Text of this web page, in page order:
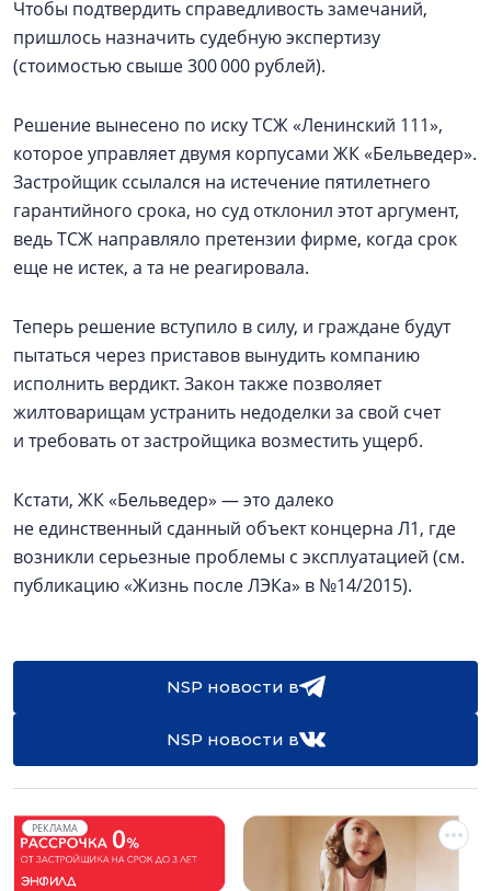
Чтобы подтвердить справедливость замечаний,
пришлось назначить судебную экспертизу
(стоимостью свыше 300 000 рублей).
Решение вынесено по иску ТСЖ «Ленинский 111»,
которое управляет двумя корпусами ЖК «Бельведер».
Застройщик ссылался на истечение пятилетнего
гарантийного срока, но суд отклонил этот аргумент,
ведь ТСЖ направляло претензии фирме, когда срок
еще не истек, а та не реагировала.
Теперь решение вступило в силу, и граждане будут
пытаться через приставов вынудить компанию
исполнить вердикт. Закон также позволяет
жилтоварищам устранить недоделки за свой счет
и требовать от застройщика возместить ущерб.
Кстати, ЖК «Бельведер» — это далеко
не единственный сданный объект концерна Л1, где
возникли серьезные проблемы с эксплуатацией (см.
публикацию «Жизнь после ЛЭКа» в №14/2015).
NSP новости в
NSP новости в
РЕКЛАМА